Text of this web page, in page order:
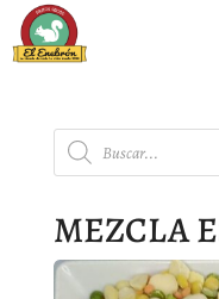
Búsqueda
de
productos
MEZCLA